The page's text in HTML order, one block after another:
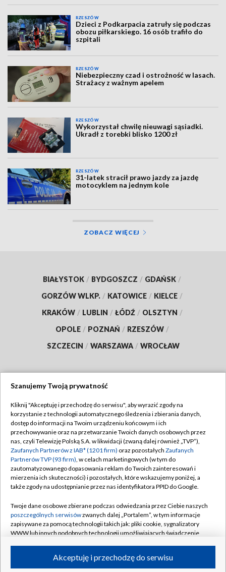
RZESZÓW
Dzieci z Podkarpacia zatruły się podczas
obozu piłkarskiego. 16 osób trafiło do
szpitali
RZESZÓW
Niebezpieczny czad i ostrożność w lasach.
Strażacy z ważnym apelem
RZESZÓW
Wykorzystał chwilę nieuwagi sąsiadki.
Ukradł z torebki blisko 1200 zł
RZESZÓW
31-latek stracił prawo jazdy za jazdę
motocyklem na jednym kole
ZOBACZ WIĘCEJ
BIAŁYSTOK / BYDGOSZCZ / GDAŃSK /
GORZÓW WLKP. / KATOWICE / KIELCE /
KRAKÓW / LUBLIN / ŁÓDŹ / OLSZTYN /
OPOLE / POZNAŃ / RZESZÓW /
SZCZECIN / WARSZAWA / WROCŁAW
TVP
Abonament TVP
Emisja w TVP
Centrum informacji TVP
Naziemna Telewizja Cyfrowa
Rada Programowa
System NOS
Informacje o nadawcy
Program dla prasy
Regulamin TVP
Polityka prywatności
Moje zgody
Pomoc
Kontakt
Kanały
Szanujemy Twoją prywatność
Kliknij "Akceptuję i przechodzę do serwisu", aby wyrazić zgody na
korzystanie z technologii automatycznego śledzenia i zbierania danych,
dostęp do informacji na Twoim urządzeniu końcowym i ich
przechowywanie oraz na przetwarzanie Twoich danych osobowych przez
nas, czyli Telewizję Polską S.A. w likwidacji (zwaną dalej również „TVP”),
Zaufanych Partnerów z IAB* (1201 firm) oraz pozostałych Zaufanych
Partnerów TVP (93 firm), w celach marketingowych (w tym do
zautomatyzowanego dopasowania reklam do Twoich zainteresowań i
mierzenia ich skuteczności) i pozostałych, które wskazujemy poniżej, a
także zgody na udostępnianie przez nas identyfikatora PPID do Google.
Twoje dane osobowe zbierane podczas odwiedzania przez Ciebie naszych
poszczególnych serwisówzwanych dalej „Portalem”, w tym informacje
zapisywane za pomocą technologii takich jak: pliki cookie, sygnalizatory
WWW lub innych podobnych technologii umożliwiających świadczenie
ruchu w Internecie.Akceptuję i przechodzę do serwisu